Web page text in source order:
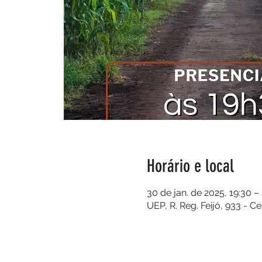
Horário e local
30 de jan. de 2025, 19:30 –
UEP, R. Reg. Feijó, 933 -